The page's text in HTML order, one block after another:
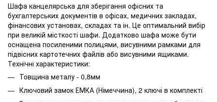
Шафа канцелярська для зберігання офісних та
бухгалтерських документів в офісах, медичних закладах,
фінансових установах, складах та ін. Це оптимальний вибір
при великій місткості шафи. Додатково шафа може бути
оснащена посиленими полицями, висувними рамками для
підвісних картотечних файлів або висувними ящиками.
Технічні характеристики:
Товщина металу - 0,8мм
Ключовий замок ЕМКА (Німеччина), 2 ключі в комплекті